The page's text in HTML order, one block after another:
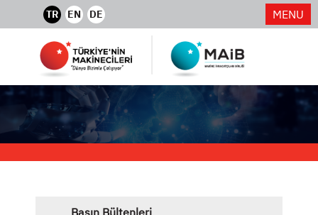
TR EN DE MENU
Basın Bültenleri